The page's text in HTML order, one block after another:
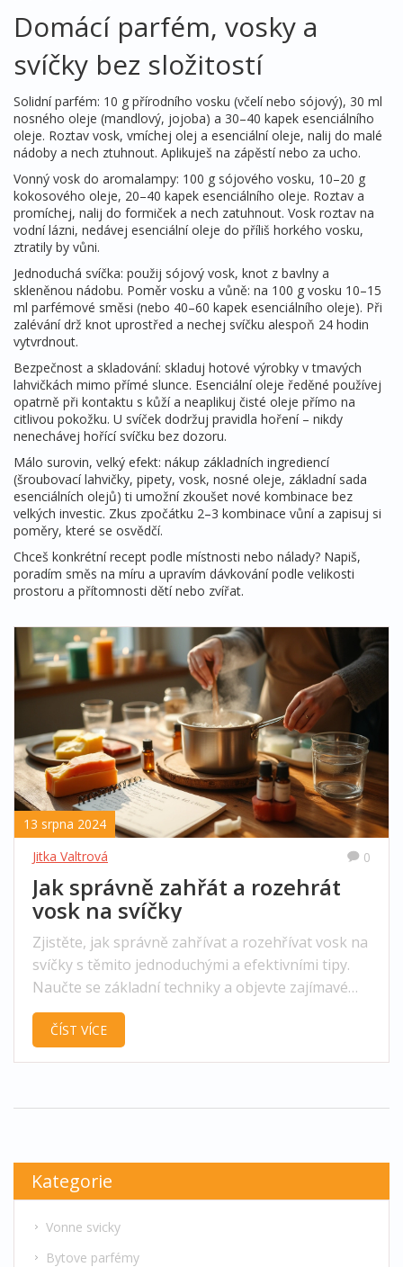
Domácí parfém, vosky a
svíčky bez složitostí
Solidní parfém: 10 g přírodního vosku (včelí nebo sójový), 30 ml
nosného oleje (mandlový, jojoba) a 30–40 kapek esenciálního
oleje. Roztav vosk, vmíchej olej a esenciální oleje, nalij do malé
nádoby a nech ztuhnout. Aplikuješ na zápěstí nebo za ucho.
Vonný vosk do aromalampy: 100 g sójového vosku, 10–20 g
kokosového oleje, 20–40 kapek esenciálního oleje. Roztav a
promíchej, nalij do formiček a nech zatuhnout. Vosk roztav na
vodní lázni, nedávej esenciální oleje do příliš horkého vosku,
ztratily by vůni.
Jednoduchá svíčka: použij sójový vosk, knot z bavlny a
skleněnou nádobu. Poměr vosku a vůně: na 100 g vosku 10–15
ml parfémové směsi (nebo 40–60 kapek esenciálního oleje). Při
zalévání drž knot uprostřed a nechej svíčku alespoň 24 hodin
vytvrdnout.
Bezpečnost a skladování: skladuj hotové výrobky v tmavých
lahvičkách mimo přímé slunce. Esenciální oleje ředěné používej
opatrně při kontaktu s kůží a neaplikuj čisté oleje přímo na
citlivou pokožku. U svíček dodržuj pravidla hoření – nikdy
nenechávej hořící svíčku bez dozoru.
Málo surovin, velký efekt: nákup základních ingrediencí
(šroubovací lahvičky, pipety, vosk, nosné oleje, základní sada
esenciálních olejů) ti umožní zkoušet nové kombinace bez
velkých investic. Zkus zpočátku 2–3 kombinace vůní a zapisuj si
poměry, které se osvědčí.
Chceš konkrétní recept podle místnosti nebo nálady? Napiš,
poradím směs na míru a upravím dávkování podle velikosti
prostoru a přítomnosti dětí nebo zvířat.
13 srpna 2024
Jitka Valtrová
0
Jak správně zahřát a rozehrát
vosk na svíčky
Zjistěte, jak správně zahřívat a rozehřívat vosk na
svíčky s těmito jednoduchými a efektivními tipy.
Naučte se základní techniky a objevte zajímavé
informace, které vám pomohou začít s vlastní
výrobou svíček. Přečtěte si rady a postupy, jak
ČÍST VÍCE
Kategorie
Vonne svicky
Bytove parfémy